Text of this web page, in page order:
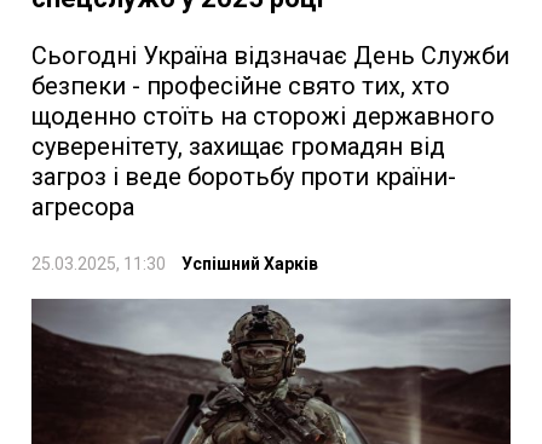
Сьогодні Україна відзначає День Служби
безпеки - професійне свято тих, хто
щоденно стоїть на сторожі державного
суверенітету, захищає громадян від
загроз і веде боротьбу проти країни-
агресора
25.03.2025, 11:30 Успішний Харків